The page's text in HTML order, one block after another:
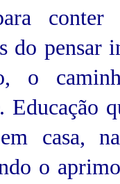
conter
do pensar
o
Educação
em casa,
o